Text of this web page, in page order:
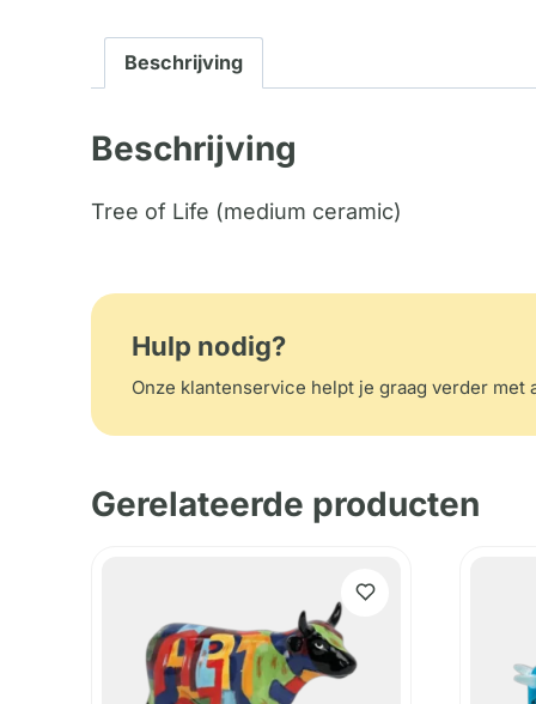
Beschrijving
Beschrijving
Tree of Life (medium ceramic)
Hulp nodig?
Onze klantenservice helpt je graag verder met
Gerelateerde producten